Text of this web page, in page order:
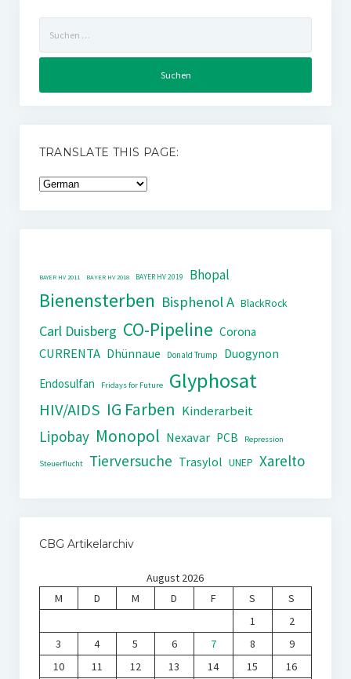
nach:
TRANSLATE THIS PAGE:
BAYER HV 2011 BAYER HV 2018 BAYER HV 2019 Bhopal
Bienensterben Bisphenol A BlackRock
Carl Duisberg CO-Pipeline Corona
CURRENTA Dhünnaue Donald Trump
Duogynon
Endosulfan
Fridays for Future Glyphosat
HIV/AIDS IG Farben Kinderarbeit
Lipobay Monopol Nexavar PCB Repression
Steuerflucht Tierversuche Trasylol UNEP Xarelto
CBG Artikelarchiv
August 2026
M
D M D F S
S
1
2
3
4 5 6 7 8
9
10
11 12 13 14 15
16